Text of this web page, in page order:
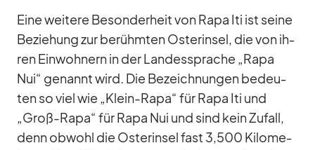
Eine wei­tere Be­son­der­heit von Rapa Iti ist seine
Be­zie­hung zur be­rühm­ten Os­ter­in­sel, die von ih­
ren Ein­woh­nern in der Lan­des­spra­che „Rapa
Nui“ ge­nannt wird. Die Be­zeich­nun­gen be­deu­
ten so viel wie „Klein-Rapa“ für Rapa Iti und
„Groß-Rapa“ für Rapa Nui und sind kein Zu­fall,
denn ob­wohl die Os­ter­in­sel fast 3,500 Ki­lo­me­